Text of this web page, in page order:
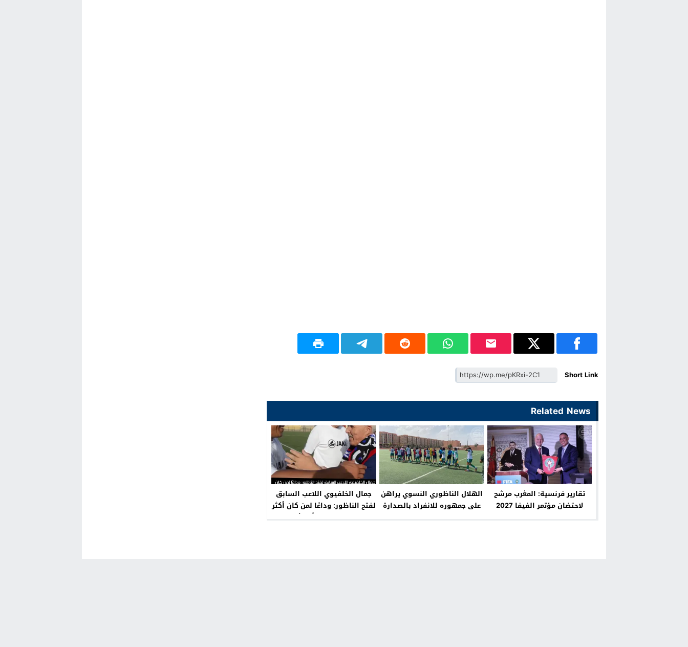
Short Link
Related News
تقارير فرنسية: المغرب مرشح
لاحتضان مؤتمر الفيفا 2027
الهلال الناظوري النسوي يراهن
على جمهوره للانفراد بالصدارة
جمال الخلفيوي اللاعب السابق
لفتح الناظور: وداعًا لمن كان أكثر
من لاعب، كان رمزًا للأخلاق